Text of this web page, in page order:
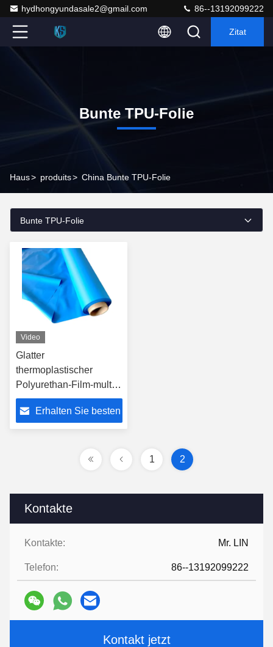
hydhongyundasale2@gmail.com 86--13192099222
Zitat
Bunte TPU-Folie
Haus> produits> China Bunte TPU-Folie
Kontakte
Kontakte: Mr. LIN
Telefon: 86--13192099222
Kontakt jetzt
Bunte TPU-Folie
Video
Glatter
thermoplastischer
Polyurethan-Film-multi
Farbhärtebereich 80A-
95A MOQ 500yards
Erhalten Sie besten
1 2